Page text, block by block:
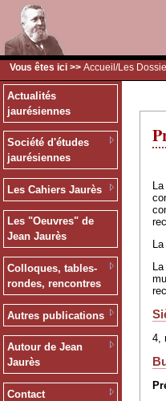
Vous êtes ici >> Accueil /Les
Actualités
jaurésiennes
Société d'études
jaurésiennes
Les Cahiers Jaurès
Les "Oeuvres" de
Jean Jaurès
Colloques, tables-
rondes, rencontres
Autres publications
Autour de Jean
Jaurès
Contact
La
4,